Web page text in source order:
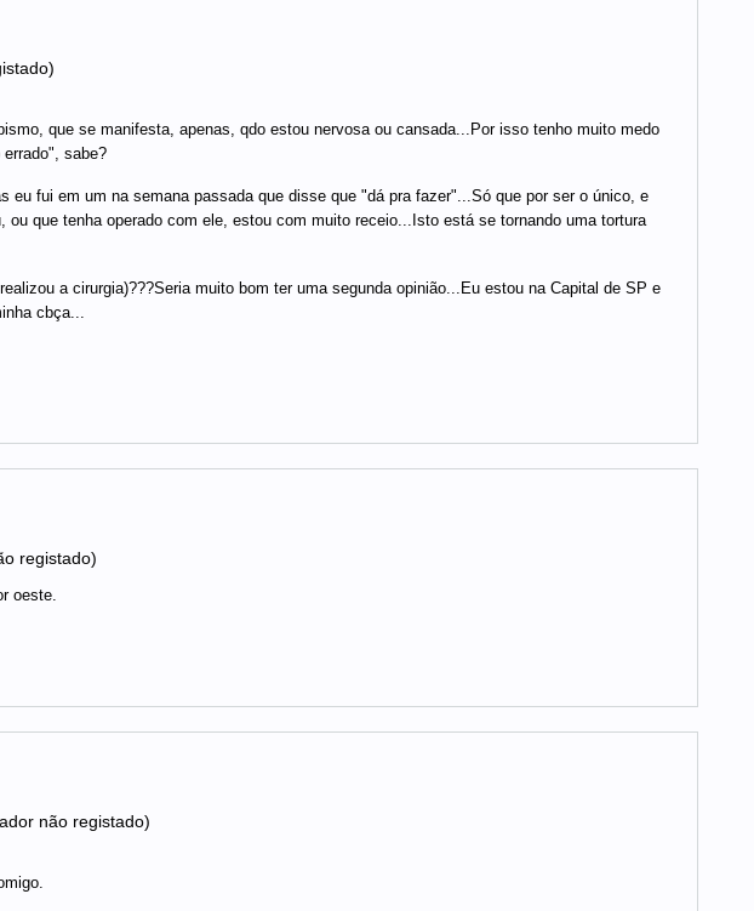
que se manifesta, apenas, qdo estou nervosa ou cansada...Por isso tenho muito medo
sabe?
eu fui em um na semana passada que disse que "dá pra fazer"...Só que por ser o único, e
que tenha operado com ele, estou com muito receio...Isto está se tornando uma tortura
a cirurgia)???Seria muito bom ter uma segunda opinião...Eu estou na Capital de SP e
cbça...
registado)
oeste.
não registado)